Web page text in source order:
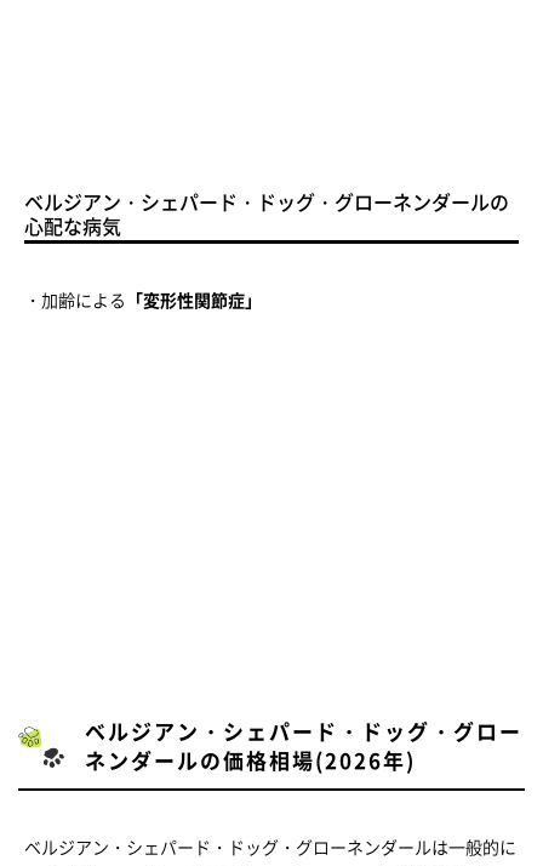
ベルジアン・シェパード・ドッグ・グローネンダールの
心配な病気
・加齢による 「変形性関節症」
ベルジアン・シェパード・ドッグ・グロー
ネンダールの価格相場(2026年)
ベルジアン・シェパード・ドッグ・グローネンダールは一般的に